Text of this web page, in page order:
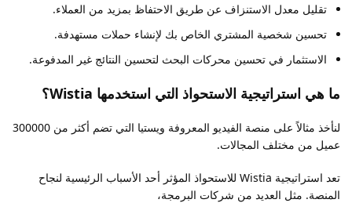
تقليل معدل الاستنزاف عن طريق الاحتفاظ بمزيد من العملاء.
تحسين شخصية المشتري الخاص بك لإنشاء حملات مستهدفة.
الاستثمار في تحسين محركات البحث لتحسين النتائج غير المدفوعة.
ما هي استراتيجية الاستحواذ التي استخدمها Wistia؟
لنأخذ مثالاً على منصة الفيديو المعروفة ويستيا التي تضم أكثر من 300000
عميل من مختلف المجالات.
تعد استراتيجية Wistia للاستحواذ المؤثر أحد الأسباب الرئيسية لنجاح
المنصة. مثل العديد من شركات البرمجة،